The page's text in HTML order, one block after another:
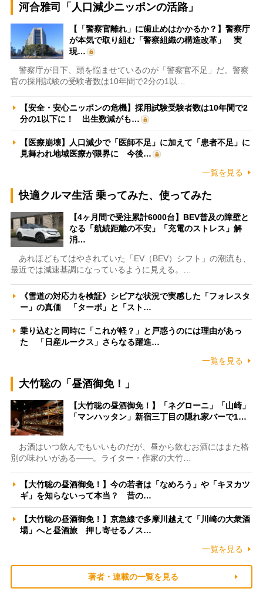
河合雅司「人口減少ニッポンの活路」
【「警察官離れ」に歯止めはかかるか？】警察庁
が本気で取り組む「警察組織の構造改革」 実
現…
警察庁が目下、頭を悩ませているのが「警察官不足」だ。警察
官の採用試験の受験者数は10年間で2分の1以…
【安全・安心ニッポンの危機】採用試験受験者数は10年間で2
分の1以下に！ 出生数減がも…
【医療崩壊】人口減少で「医師不足」に加えて「患者不足」に
見舞われ地域医療が限界に 今後…
一覧を見る
快適クルマ生活 乗ってみた、使ってみた
【4ヶ月間で受注累計6000台】BEV普及の障壁と
なる「航続距離の不安」「充電のストレス」解
消…
あれほどもてはやされていた「EV（BEV）シフト」の潮流も、
最近では減速基調になっているように見える。…
《雪道の対応力を検証》シビアな状況で実感した「フォレスタ
ー」の真価 「ターボ」と「スト…
乗り込むと同時に「これが軽？」と戸惑うのには理由があっ
た 「日産ルークス」さらなる躍進…
一覧を見る
大竹聡の「昼酒御免！」
【大竹聡の昼酒御免！】「ネグローニ」「山崎」
「マンハッタン」新宿三丁目の隠れ家バーで1…
お酒はいつ飲んでもいいものだが、昼から飲むお酒にはまた格
別の味わいがある――。ライター・作家の大竹…
【大竹聡の昼酒御免！】今の若者は「なめろう」や「キヌカツ
ギ」を知らないって本当？ 昔の…
【大竹聡の昼酒御免！】京急線で多摩川越えて「川崎の大衆酒
場」へと昼酒旅 押し寄せるノス…
一覧を見る
著者・連載の一覧を見る